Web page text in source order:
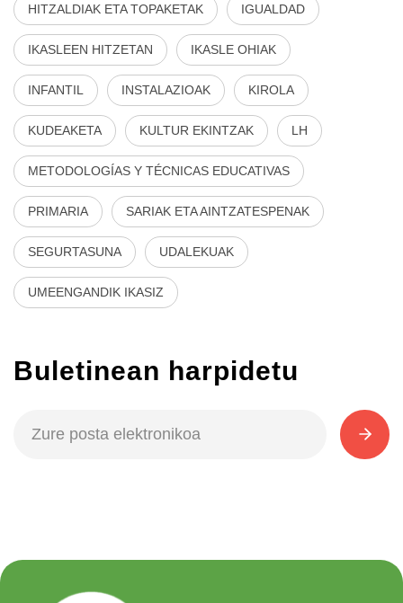
HITZALDIAK ETA TOPAKETAK IGUALDAD
IKASLEEN HITZETAN IKASLE OHIAK
INFANTIL INSTALAZIOAK KIROLA
KUDEAKETA KULTUR EKINTZAK LH
METODOLOGÍAS Y TÉCNICAS EDUCATIVAS
PRIMARIA SARIAK ETA AINTZATESPENAK
SEGURTASUNA UDALEKUAK
UMEENGANDIK IKASIZ
Buletinean harpidetu